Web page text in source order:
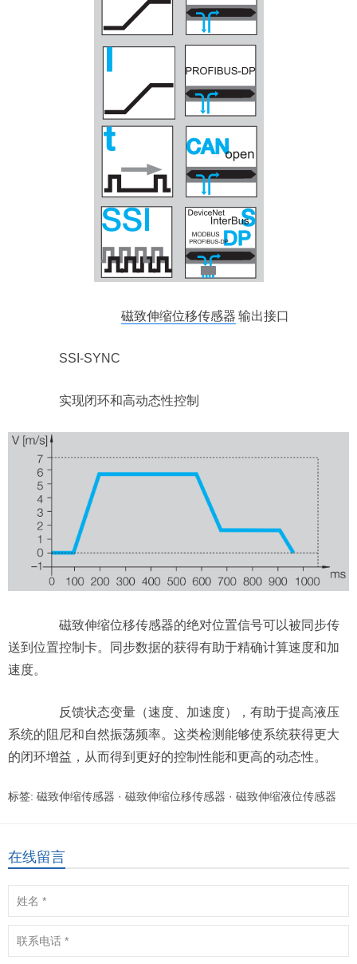
磁致伸缩位移传感器 输出接口
SSI-SYNC
实现闭环和高动态性控制
磁致伸缩位移传感器的绝对位置信号可以被同步传
送到位置控制卡。同步数据的获得有助于精确计算速度和加
速度。
反馈状态变量（速度、加速度），有助于提高液压
系统的阻尼和自然振荡频率。这类检测能够使系统获得更大
的闭环增益，从而得到更好的控制性能和更高的动态性。
标签: 磁致伸缩传感器 · 磁致伸缩位移传感器 · 磁致伸缩液位传感器
在线留言